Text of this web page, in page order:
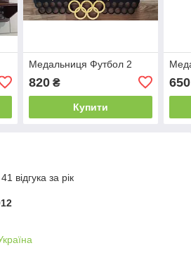
Медальниця Футбол 2
820₴
Купити
650
відгука за рік